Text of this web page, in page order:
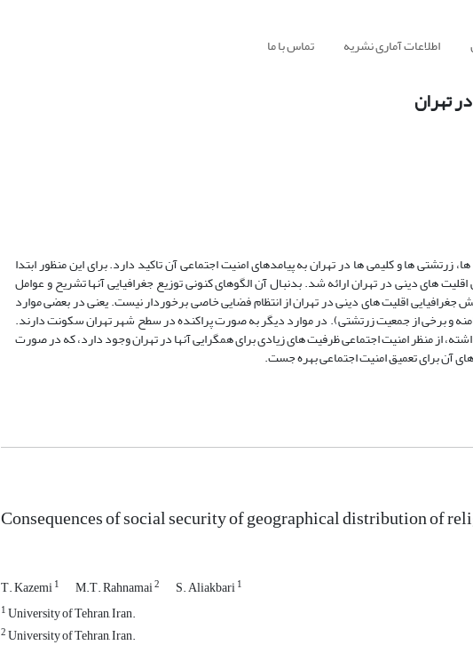
اطلاعات آماری نشریه تماس با ما
تهران
ها و کلیمی ها در تهران به پیامدهای امنیت اجتماعی آن تاکید دارد. برای این منظور ابتدا
های دینی در تهران ارائه شد. بدنبال آن الگوهای کنونی توزیع جغرافیایی آنها تشریح و عوامل
اقلیت های دینی در تهران از انتظام فضایی خاصی برخوردار نیست. یعنی در بعضی موارد
و برخی از جمعیت زرتشتی). در موارد دیگر به صورت پراکنده در سطح شهر تهران سکونت دارند.
از منظر امنیت اجتماعی ظرفیت های زیادی برای همگرایی آنها در تهران وجود دارد، که در صورت
آن برای تعمیق امنیت اجتماعی بهره جست.
Consequences of social security of geographical distribution of
T. Kazemi1 M.T. Rahnamai2 S. Aliakbari1
1University of Tehran, Iran.
2University of Tehran, Iran.